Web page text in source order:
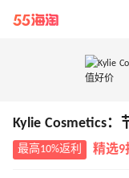
带你去官网买正品
Kylie Cosmetics
最高10%返利 精选9